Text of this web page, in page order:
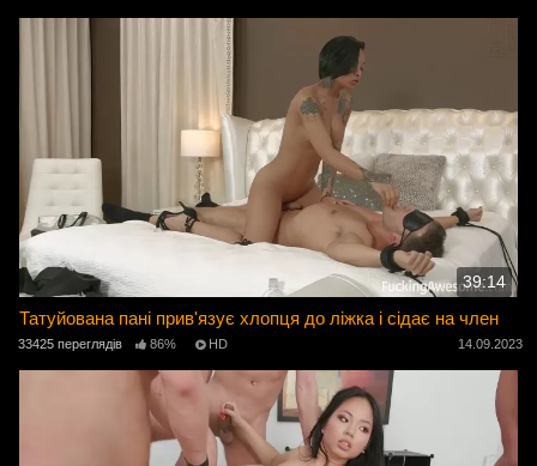
39:14
Татуйована пані прив'язує хлопця до ліжка і сідає на член
33425 переглядів 86% HD 14.09.2023